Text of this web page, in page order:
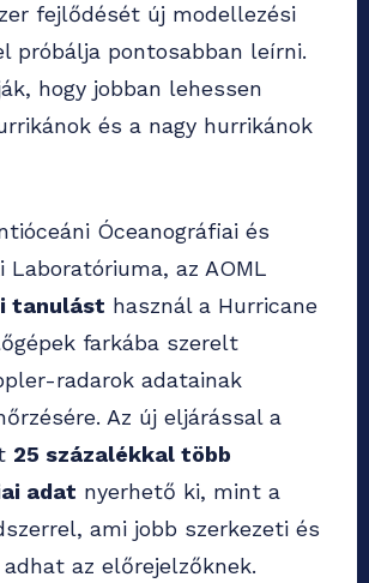
fejlődését új modellezési
próbálja pontosabban leírni.
hogy jobban lehessen
és a nagy hurrikánok
Óceanográfiai és
Laboratóriuma, az AOML
tanulást használ a Hurricane
farkába szerelt
radarok adatainak
Az új eljárással a
25 százalékkal több
adat nyerhető ki, mint a
ami jobb szerkezeti és
az előrejelzőknek.